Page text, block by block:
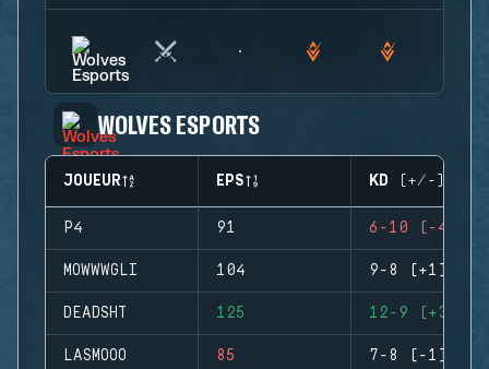
WOLVES ESPORTS
JOUEUR EPS KD (+/-)
P4 91 6-10 (-4)
MOWWWGLI 104 9-8 (+1)
DEADSHT 125 12-9 (+3)
LASMOOO 85 7-8 (-1)